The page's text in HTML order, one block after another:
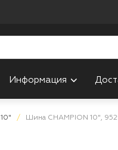
Информация
10" Шина CHAMPION 10",